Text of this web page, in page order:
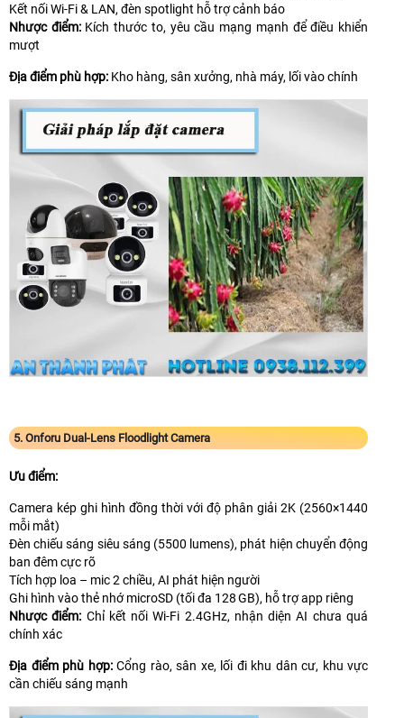
Kết nối Wi-Fi & LAN, đèn spotlight hỗ trợ cảnh báo
Nhược điểm:Kích thước to, yêu cầu mạng mạnh để điều khiển
mượt
Địa điểm phù hợp: Kho hàng, sân xưởng, nhà máy, lối vào chính
5. Onforu Dual-Lens Floodlight Camera
Ưu điểm:
Camera kép ghi hình đồng thời với độ phân giải 2K (2560×1440
mỗi mắt)
Đèn chiếu sáng siêu sáng (5500 lumens), phát hiện chuyển động
ban đêm cực rõ
Tích hợp loa – mic 2 chiều, AI phát hiện người
Ghi hình vào thẻ nhớ microSD (tối đa 128 GB), hỗ trợ app riêng
Nhược điểm: Chỉ kết nối Wi-Fi 2.4GHz, nhận diện AI chưa quá
chính xác
Địa điểm phù hợp:Cổng rào, sân xe, lối đi khu dân cư, khu vực
cần chiếu sáng mạnh